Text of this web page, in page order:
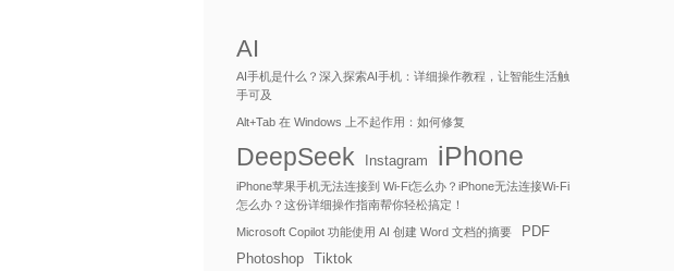
AI
AI手机是什么？深入探索AI手机：详细操作教程，让智能生活触
手可及
Alt+Tab 在 Windows 上不起作用：如何修复
DeepSeek Instagram iPhone
iPhone苹果手机无法连接到 Wi-Fi怎么办？iPhone无法连接Wi-Fi
怎么办？这份详细操作指南帮你轻松搞定！
Microsoft Copilot 功能使用 AI 创建 Word 文档的摘要
PDF
Photoshop Tiktok